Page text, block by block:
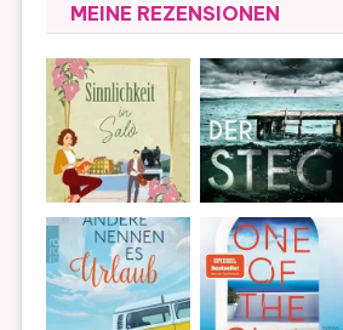
MEINE REZENSIONEN